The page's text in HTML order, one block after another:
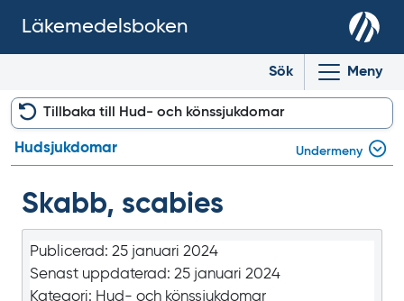
Läkemedelsboken
Sök Meny
Skabb, scabies
Publicerad: 25 januari 2024
Senast uppdaterad: 25 januari 2024
Kategori: Hud- och könssjukdomar
Tillbaka till Hud- och könssjukdomar
Hudsjukdomar Undermeny